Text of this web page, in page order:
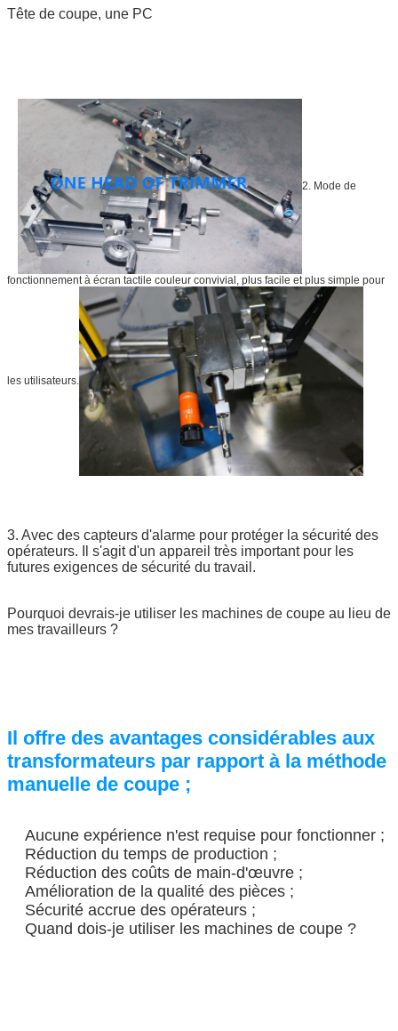
Laisser un message
Nous vous rappellerons bientôt!
SOUMETTRE
Tête de coupe, une PC
2. Mode de
fonctionnement à écran tactile couleur convivial, plus facile et plus simple pour
les utilisateurs.
3. Avec des capteurs d'alarme pour protéger la sécurité des
opérateurs. Il s'agit d'un appareil très important pour les
futures exigences de sécurité du travail.
Pourquoi devrais-je utiliser les machines de coupe au lieu de
mes travailleurs ?
Il offre des avantages considérables aux
transformateurs par rapport à la méthode
manuelle de coupe ;
Aucune expérience n'est requise pour fonctionner ;
Réduction du temps de production ;
Réduction des coûts de main-d'œuvre ;
Amélioration de la qualité des pièces ;
Sécurité accrue des opérateurs ;
Quand dois-je utiliser les machines de coupe ?